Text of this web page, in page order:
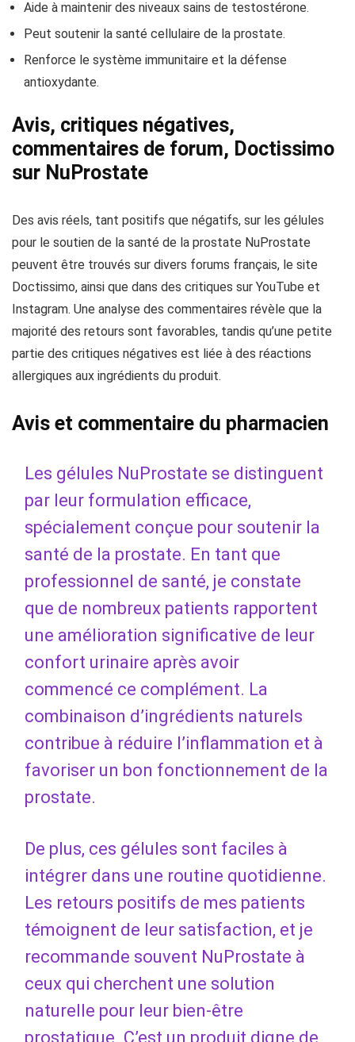
Aide à maintenir des niveaux sains de testostérone.
Peut soutenir la santé cellulaire de la prostate.
Renforce le système immunitaire et la défense
antioxydante.
Avis, critiques négatives,
commentaires de forum, Doctissimo
sur NuProstate
Des avis réels, tant positifs que négatifs, sur les gélules
pour le soutien de la santé de la prostate NuProstate
peuvent être trouvés sur divers forums français, le site
Doctissimo, ainsi que dans des critiques sur YouTube et
Instagram. Une analyse des commentaires révèle que la
majorité des retours sont favorables, tandis qu’une petite
partie des critiques négatives est liée à des réactions
allergiques aux ingrédients du produit.
Avis et commentaire du pharmacien
Les gélules NuProstate se distinguent
par leur formulation efficace,
spécialement conçue pour soutenir la
santé de la prostate. En tant que
professionnel de santé, je constate
que de nombreux patients rapportent
une amélioration significative de leur
confort urinaire après avoir
commencé ce complément. La
combinaison d’ingrédients naturels
contribue à réduire l’inflammation et à
favoriser un bon fonctionnement de la
prostate.
De plus, ces gélules sont faciles à
intégrer dans une routine quotidienne.
Les retours positifs de mes patients
témoignent de leur satisfaction, et je
recommande souvent NuProstate à
ceux qui cherchent une solution
naturelle pour leur bien-être
prostatique. C’est un produit digne de